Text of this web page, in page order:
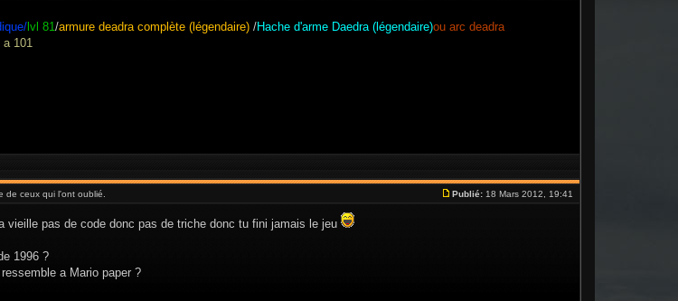
lvl 81/armure deadra complète (légendaire) /Hache d'arme Daedra (légendaire)ou arc deadra
a 101
de ceux qui l'ont oublié. Publié: 18 Mars 2012, 19:41
vieille pas de code donc pas de triche donc tu fini jamais le jeu
1996 ?
a Mario paper ?